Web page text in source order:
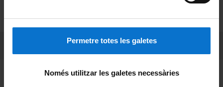
Permetre totes les galetes
Només utilitzar les galetes necessàries
Privacidad y términos
Sobre UBtv
Fundadora de la Miembro de la